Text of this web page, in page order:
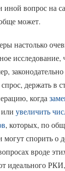
иной вопрос на
может.
настолько
исследование,
законодательно
спрос, держать в
когда
увеличить
, которых, по
спорить о
вроде
идеального